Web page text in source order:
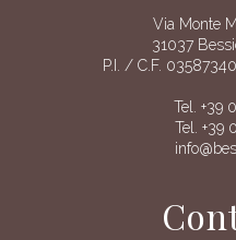
Via Monte
31037
P.I. / C.F.
Tel. +39
Tel. +39